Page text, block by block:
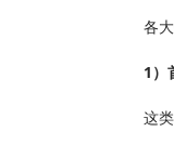
各
1）
这